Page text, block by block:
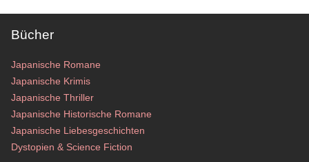
Bücher
Japanische Romane
Japanische Krimis
Japanische Thriller
Japanische Historische Romane
Japanische Liebesgeschichten
Dystopien & Science Fiction